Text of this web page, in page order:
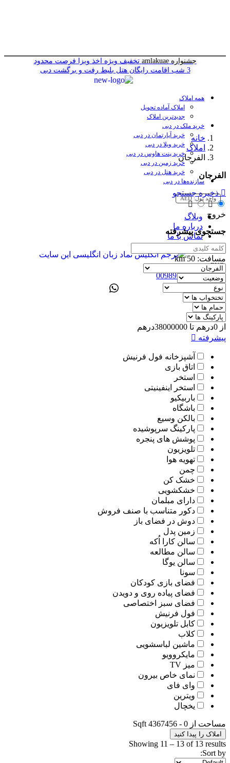
جشنواره amlakuae تخفیف ویژه اخذ ویزا فرصت محدود
3 شب اقامت رایگان هتل
بلیط رفت و برگشت دبی
همه املاک
املاک آماده تحویل
جدیدترین املاک
خرید ملک در دبی
خرید آپارتمان در دبی
خرید ویلا در دبی
خرید پنت هاوس در دبی
خرید زمین در دبی
خرید هتل در دبی
سازنده‌ها در دبی
واحد پول: AED
وبلاگ
درباره ما
تماس با ما
ENG
00989305885808
خانه
املاک
الفرجان
الفرجان
ذخیره جستجو
خروج
جستجوی پیشرفته
مسافت: 50
km
از 0درهم تا 38000000درهم
پیشرفته
آشپزخانه فول فرنیش
اتاق بازی
استخر
استخر اینفینیتی
باربیکیو
باشگاه
بالکن وسیع
پارکینگ سرپوشیده
پوشش های پنجره
تلویزیون
تهویه هوا
چمن
خشک کن
خشکشویی
دارای مبلمان
دکور متناسب با صنف فروش
دوش در فضای باز
زمین پدل
سالن کارا اُکه
سالن مطالعه
سالن یوگا
سونا
فضای بازی کودکان
فضای پیاده روی و دویدن
فضای سبز اختصاصی
فول فرنیش
کابل تلویزیون
کلاب
ماشین لباسشویی
مایکروویو
میز TV
نمای خاص بیرون
وای فای
ویترین
یخچال
مساحت از 0
-
4367456
Sqft
املاک را پیدا کنید
Showing 11 – 13 of 13 results
Sort by: